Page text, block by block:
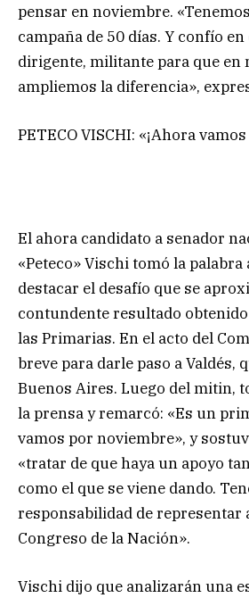
pensar en noviembre.
campaña de 50 días. Y confío
dirigente, militante para que en
ampliemos la diferencia»,
PETECO VISCHI: «¡Ahora
El ahora candidato a senador
«Peteco» Vischi tomó la palabra
destacar el desafío que se
contundente resultado
las Primarias. En el acto del
breve para darle paso a Valdés,
Buenos Aires. Luego del mitin,
la prensa y remarcó: «Es un
vamos por noviembre», y
«tratar de que haya un apoyo
como el que se viene dando.
responsabilidad de representar
Congreso de la Nación».
Vischi dijo que analizarán una